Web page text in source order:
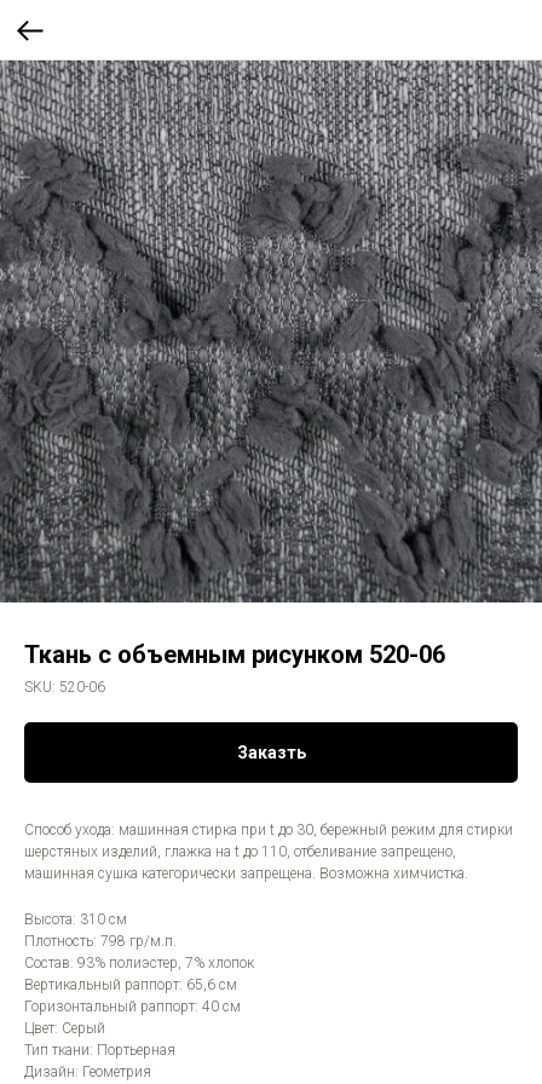
Ткань с объемным рисунком 520-06
SKU: 520-06
Заказть
Способ ухода: машинная стирка при t до 30, бережный режим для стирки
шерстяных изделий, глажка на t до 110, отбеливание запрещено,
машинная сушка категорически запрещена. Возможна химчистка.
Высота: 310 см
Плотность: 798 гр/м.п.
Состав: 93% полиэстер, 7% хлопок
Вертикальный раппорт: 65,6 см
Горизонтальный раппорт: 40 см
Цвет: Серый
Тип ткани: Портьерная
Дизайн: Геометрия